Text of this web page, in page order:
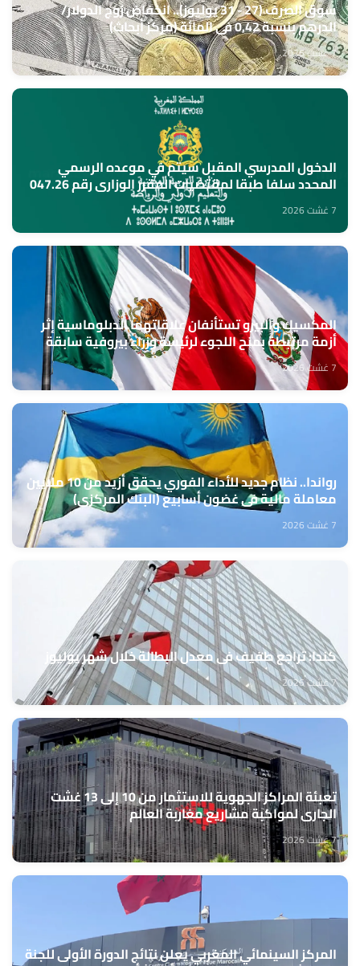
سوق الصرف (27 - 31 يوليوز).. انخفاض زوج الدولار/
الدرهم بنسبة 0,42 في المائة (مركز أبحاث)
7 غشت 2026
الدخول المدرسي المقبل سیتم في موعده الرسمي
المحدد سلفا طبقا لمقتضیات المقرر الوزاري رقم 047.26
(وزارة التربية الوطنية) 7 غشت 2026
المكسيك والبيرو تستأنفان علاقاتهما الدبلوماسية إثر
أزمة مرتبطة بمنح اللجوء لرئيسة وزراء بيروفية سابقة
7 غشت 2026
رواندا.. نظام جديد للأداء الفوري يحقق أزيد من 10 ملايين
معاملة مالية في غضون أسابيع (البنك المركزي)
7 غشت 2026
كندا: تراجع طفيف في معدل البطالة خلال شهر يوليوز
7 غشت 2026
تعبئة المراكز الجهوية للاستثمار من 10 إلى 13 غشت
الجاري لمواكبة مشاريع مغاربة العالم
7 غشت 2026
المركز السينمائي المغربي يعلن نتائج الدورة الأولى للجنة